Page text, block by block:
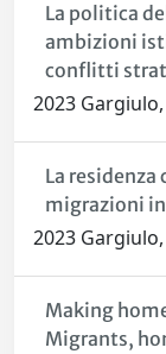
La politica
ambizioni
conflitti
2023 Gargiulo,
La
migrazioni
2023 Gargiulo,
Making
Migrants,